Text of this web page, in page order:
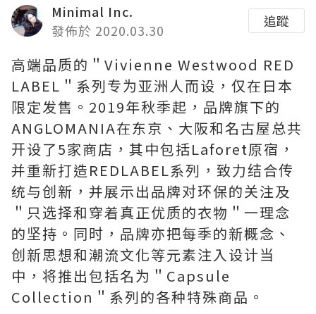
Minimal Inc.
發佈於 2020.03.30
追蹤
高端品质的＂Vivienne Westwood RED
LABEL＂系列专为亚洲人而设，仅在日本
限定发售。2019年秋季起，品牌旗下的
ANGLOMANIA在东京、大阪和名古屋总共
开设了5家商店，其中包括Laforet原宿，
并重新打造REDLABEL系列，致力结合传
统与创新，并展示出品牌对环保的关注及
＂只选择和穿着真正优质的衣物＂一理念
的坚持。同时，品牌亦把每季的新概念、
创新思想和潮流文化等元素注入设计当
中，将推出包括名为＂Capsule
Collection＂系列的各种特殊商品。